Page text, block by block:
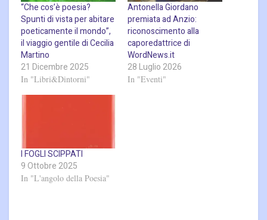
“Che cos’è poesia?
Spunti di vista per abitare
poeticamente il mondo”,
il viaggio gentile di Cecilia
Martino
21 Dicembre 2025
In "Libri&Dintorni"
Antonella Giordano
premiata ad Anzio:
riconoscimento alla
caporedattrice di
WordNews.it
28 Luglio 2026
In "Eventi"
I FOGLI SCIPPATI
9 Ottobre 2025
In "L'angolo della Poesia"